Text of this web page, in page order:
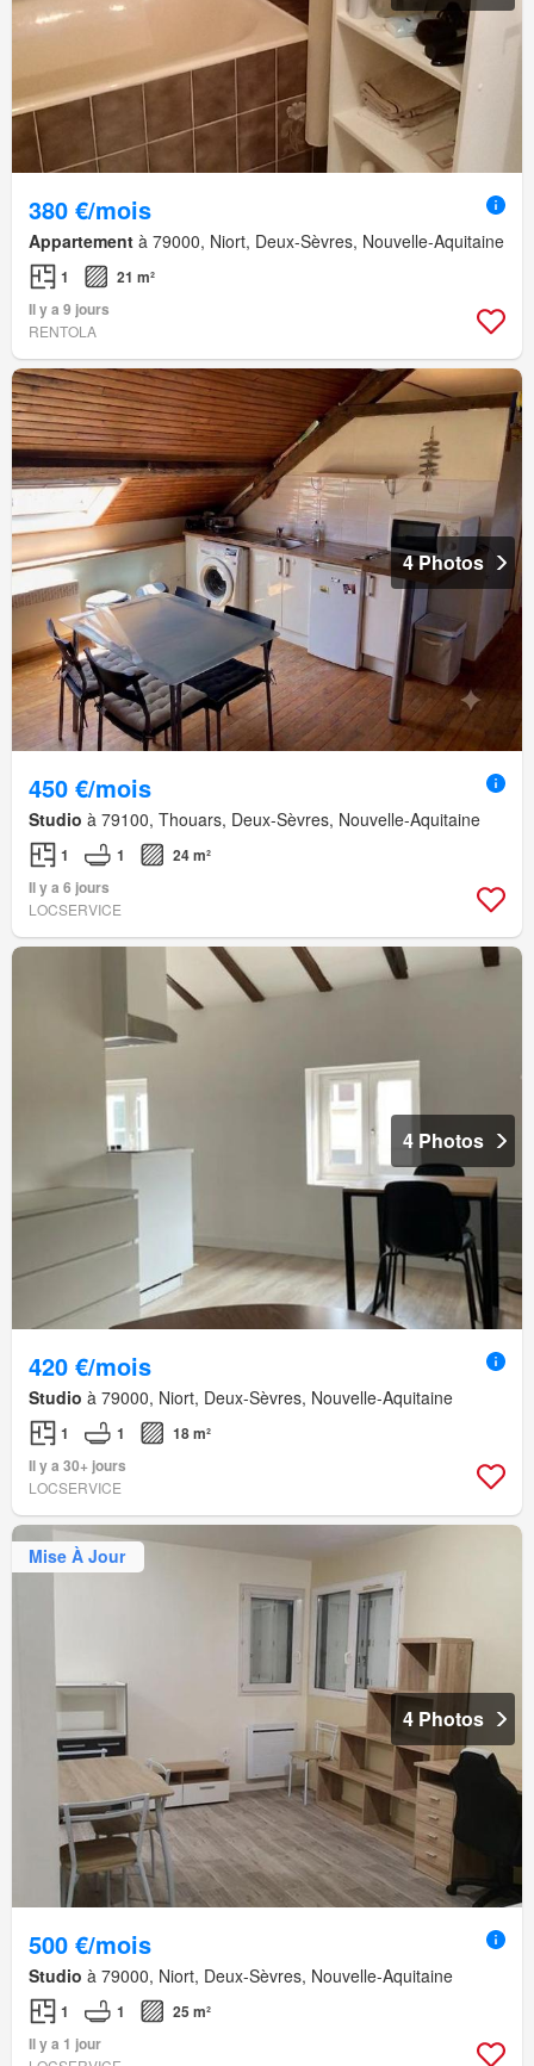
380 €/mois
Appartement à 79000, Niort, Deux-Sèvres, Nouvelle-Aquitaine
1
21 m²
Il y a 9 jours
RENTOLA
4 Photos
450 €/mois
Studio à 79100, Thouars, Deux-Sèvres, Nouvelle-Aquitaine
1 1
24 m²
Il y a 6 jours
LOCSERVICE
4 Photos
420 €/mois
Studio à 79000, Niort, Deux-Sèvres, Nouvelle-Aquitaine
1 1
18 m²
Il y a 30+ jours
LOCSERVICE
Mise À Jour
4 Photos
500 €/mois
Studio à 79000, Niort, Deux-Sèvres, Nouvelle-Aquitaine
1 1
25 m²
Il y a 1 jour